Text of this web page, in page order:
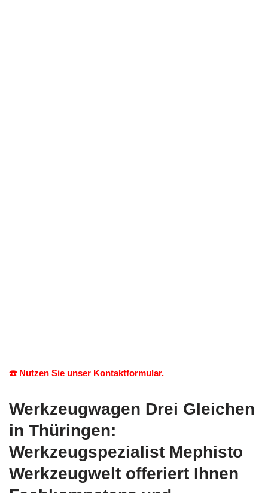
☎️ Nutzen Sie unser Kontaktformular.
Werkzeugwagen Drei Gleichen
in Thüringen:
Werkzeugspezialist Mephisto
Werkzeugwelt offeriert Ihnen